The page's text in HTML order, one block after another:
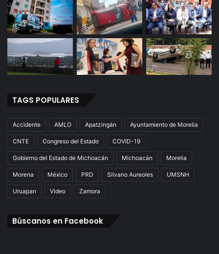
TAGS POPULARES
Accidente AMLO Apatzingán Ayuntamiento de Morelia
CNTE Congreso del Estado COVID-19
Gobierno del Estado de Michoacán Michoacán Morelia
Morena México PRD Silvano Aureoles UMSNH
Uruapan Video Zamora
Búscanos en Facebook